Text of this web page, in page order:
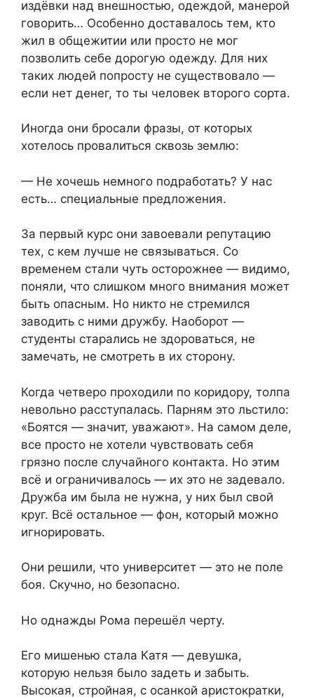
издёвки над внешностью, одеждой, манерой
говорить… Особенно доставалось тем, кто
жил в общежитии или просто не мог
позволить себе дорогую одежду. Для них
таких людей попросту не существовало —
если нет денег, то ты человек второго сорта.
Иногда они бросали фразы, от которых
хотелось провалиться сквозь землю:
— Не хочешь немного подработать? У нас
есть… специальные предложения.
За первый курс они завоевали репутацию
тех, с кем лучше не связываться. Со
временем стали чуть осторожнее — видимо,
поняли, что слишком много внимания может
быть опасным. Но никто не стремился
заводить с ними дружбу. Наоборот —
студенты старались не здороваться, не
замечать, не смотреть в их сторону.
Когда четверо проходили по коридору, толпа
невольно расступалась. Парням это льстило:
«Боятся — значит, уважают». На самом деле,
все просто не хотели чувствовать себя
грязно после случайного контакта. Но этим
всё и ограничивалось — их это не задевало.
Дружба им была не нужна, у них был свой
круг. Всё остальное — фон, который можно
игнорировать.
Они решили, что университет — это не поле
боя. Скучно, но безопасно.
Но однажды Рома перешёл черту.
Его мишенью стала Катя — девушка,
которую нельзя было задеть и забыть.
Высокая, стройная, с осанкой аристократки,